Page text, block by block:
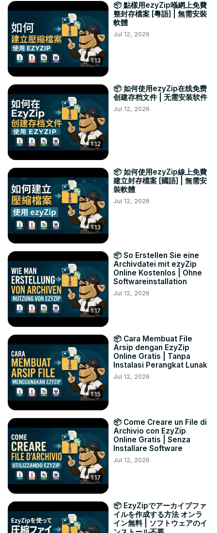
1:13
📦 點樣用ezyZip喺網上免費
整封存檔案 [粵語] | 無需安裝
軟體
Jul 12, 2026
1:12
📦 如何使用ezyZip在线免费
创建存档文件 | 无需安装软件
Jul 12, 2026
1:13
📦 如何使用ezyZip線上免費
建立封存檔案 [國語] | 無需安
裝軟體
Jul 12, 2026
1:17
📦 So Erstellen Sie eine
Archivdatei mit ezyZip
Online Kostenlos | Ohne
Softwareinstallation
Jul 12, 2026
1:15
📦 Cara Membuat File
Arsip dengan EzyZip
Online Gratis | Tanpa
Instalasi Perangkat Lunak
Jul 12, 2026
1:17
📦 Come Creare un File di
Archivio con EzyZip
Online Gratis | Senza
Installare Software
Jul 12, 2026
📦 EzyZipでアーカイブファ
イルを作成する方法 オンラ
イン無料 | ソフトウェアのイ